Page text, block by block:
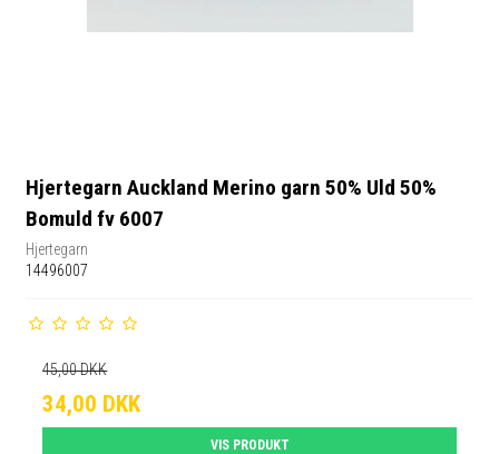
Hjertegarn Auckland Merino garn 50% Uld 50%
Bomuld fv 6007
Hjertegarn
14496007
45,00 DKK
34,00 DKK
VIS PRODUKT